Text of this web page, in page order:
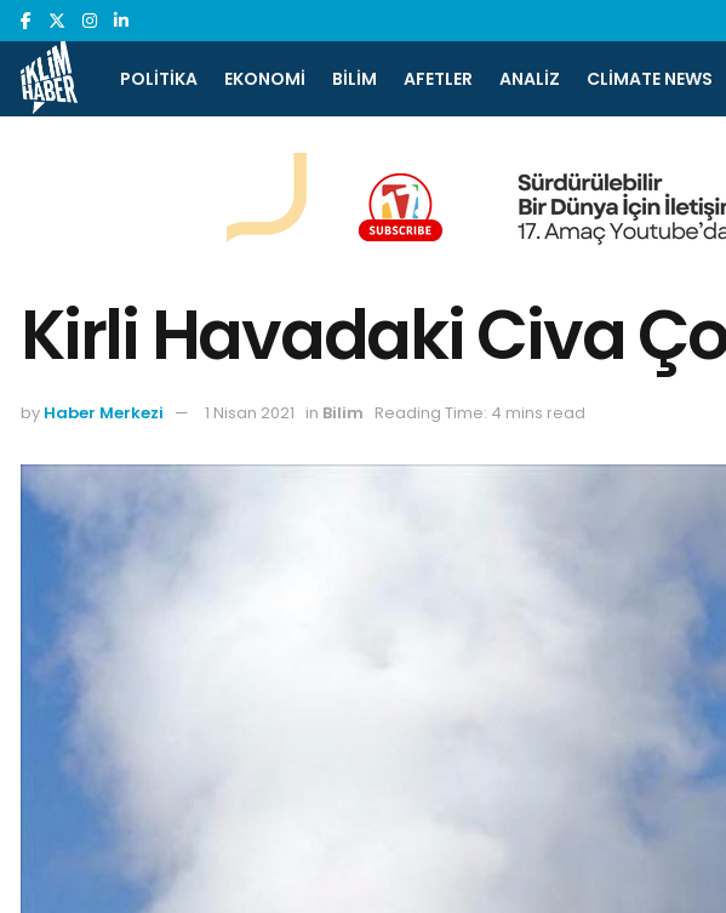
POLITIKA EKONOMI BILIM AFETLER ANALIZ CLIMATE NEWS
Kirli Havadaki Civa
by Haber Merkezi 1 Nisan 2021 in Bilim Reading Time: 4 mins read